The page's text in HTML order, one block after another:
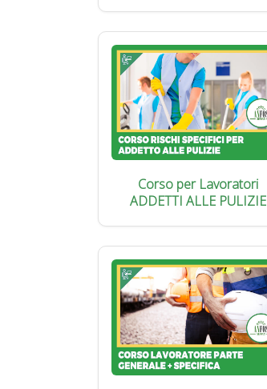
Corso per Lavoratori
ADDETTI ALLE PULIZIE